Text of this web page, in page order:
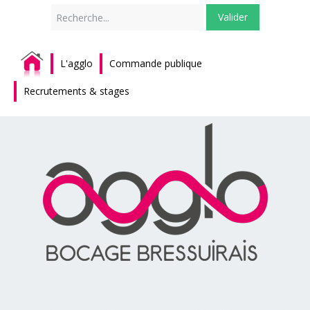
Valider
L'agglo Commande publique
Recrutements & stages